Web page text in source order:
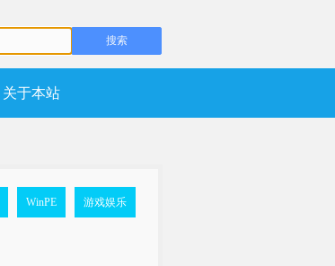
关于本站
WinPE 游戏娱乐